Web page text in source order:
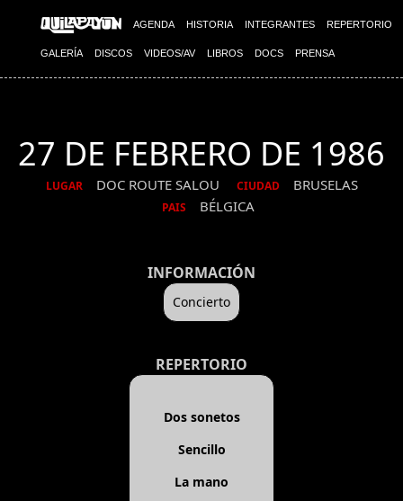
AGENDA HISTORIA INTEGRANTES REPERTORIO
GALERÍA DISCOS VIDEOS/AV LIBROS DOCS PRENSA
27 DE FEBRERO DE 1986
LUGAR DOC ROUTE SALOU CIUDAD BRUSELAS
PAIS BÉLGICA
INFORMACIÓN
Concierto
REPERTORIO
Dos sonetos
Sencillo
La mano